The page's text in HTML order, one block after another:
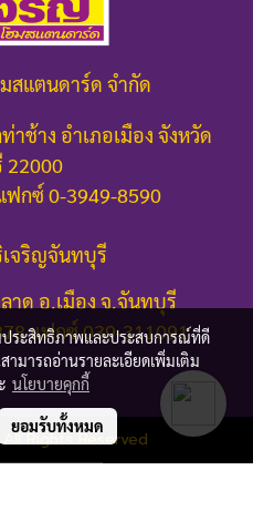
สแตนดาร์ด จำกัด
ช้าง อำเภอเมือง จังหวัด
22000
ฟกซ์ 0-3949-8590
จริญจันทบุรี
าด อ.เมือง จ.จันทบุรี
แฟกซ์ 039-311091
Rights Reserved
ประสิทธิภาพและประสบการณ์ที่ดี
ามารถอ่านรายละเอียดเพิ่มเติม
นโยบายคุกกี้
ยอมรับทั้งหมด